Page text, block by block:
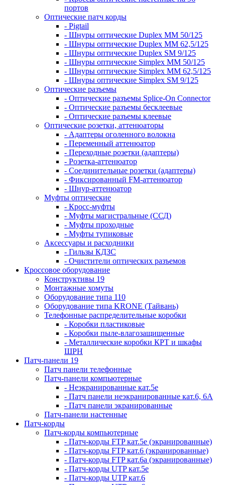
портов
Оптические патч корды
- Pigtail
- Шнуры оптические Duplex MM 50/125
- Шнуры оптические Duplex MM 62,5/125
- Шнуры оптические Duplex SM 9/125
- Шнуры оптические Simplex MM 50/125
- Шнуры оптические Simplex MM 62,5/125
- Шнуры оптические Simplex SM 9/125
Оптические разъемы
- Оптические разъемы Splice-On Connector
- Оптические разъемы бесклеевые
- Оптические разъемы клеевые
Оптические розетки, аттенюаторы
- Адаптеры оголенного волокна
- Переменный аттенюатор
- Переходные розетки (адаптеры)
- Розетка-аттенюатор
- Соединительные розетки (адаптеры)
- Фиксированный FM-аттенюатор
- Шнур-аттенюатор
Муфты оптические
- Кросс-муфты
- Муфты магистральные (ССД)
- Муфты проходные
- Муфты тупиковые
Аксессуары и расходники
- Гильзы КДЗС
- Очистители оптических разъемов
Кроссовое оборудование
Конструктивы 19
Монтажные хомуты
Оборудование типа 110
Оборудование типа KRONE (Тайвань)
Телефонные распределительные коробки
- Коробки пластиковые
- Коробки пыле-влагозащищенные
- Металлические коробки КРТ и шкафы
ШРН
Патч-панели 19
Патч панели телефонные
Патч-панели компьютерные
- Неэкранированные кат.5е
- Патч панели неэкранированные кат.6, 6А
- Патч панели экранированные
Патч-панели настенные
Патч-корды
Патч-корды компьютерные
- Патч-корды FTP кат.5е (экранированные)
- Патч-корды FTP кат.6 (экранированные)
- Патч-корды FTP кат.6а (экранированные)
- Патч-корды UTP кат.5е
- Патч-корды UTP кат.6